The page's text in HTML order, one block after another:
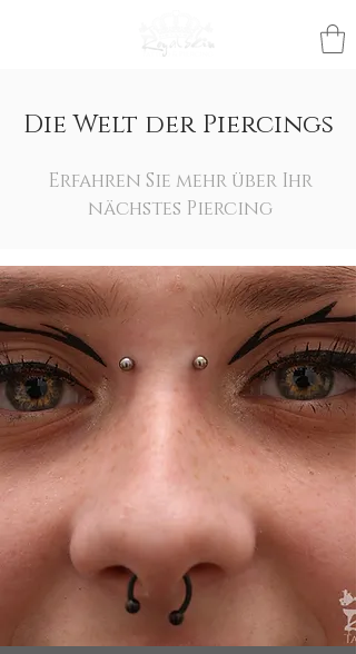
Die Welt der Piercings
Erfahren Sie mehr über Ihr
nächstes Piercing